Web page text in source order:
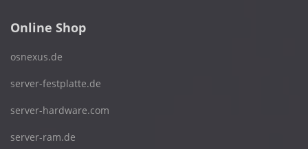
Online Shop
osnexus.de
server-festplatte.de
server-hardware.com
server-ram.de